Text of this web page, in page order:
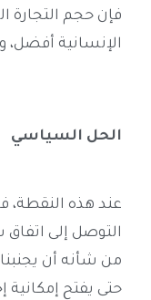
فإن حجم التجارة
الإنسانية
الحل السياسي
عند هذه النقطة،
التوصل إلى
من شأنه أن
حتى يفتح إمكانية